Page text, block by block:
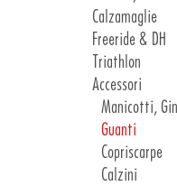
Giacche
Gilet &
Calzamaglie
Freeride & DH
Freeride
DH
Triathlon
Accessori
Manicotti,
Guanti
Copriscarpe
Calzini